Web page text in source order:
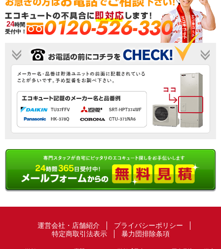
24時間
受付中！
0120-526-330
運営会社・店舗紹介
プライバシーポリシー
特定商取引法表示
暴力団排除条項